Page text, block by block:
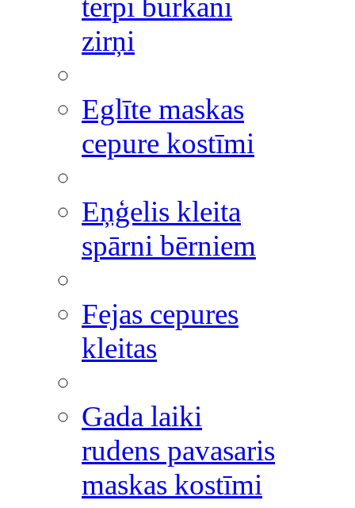
tērpi burkāni
zirņi
Eglīte maskas
cepure kostīmi
Eņģelis kleita
spārni bērniem
Fejas cepures
kleitas
Gada laiki
rudens pavasaris
maskas kostīmi